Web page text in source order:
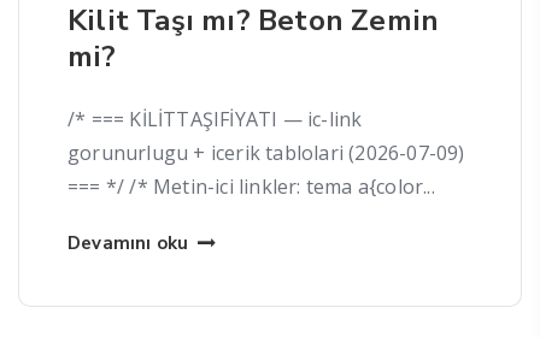
Kilit Taşı mı? Beton Zemin
mi?
/* === KİLİTTAŞIFİYATI — ic-link
gorunurlugu + icerik tablolari (2026-07-09)
=== */ /* Metin-ici linkler: tema a{color...
Devamını oku